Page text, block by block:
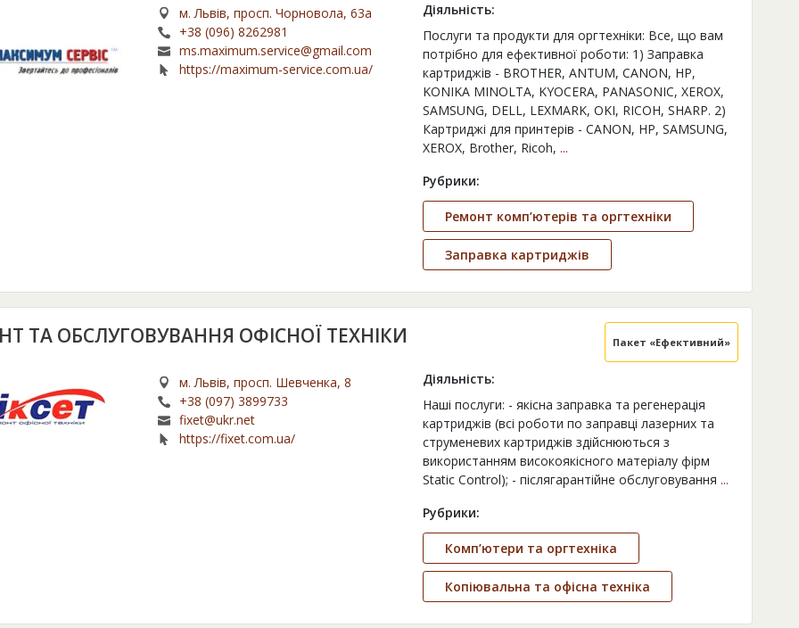
м. Львів, просп. Чорновола, 63а
+38 (096) 8262981
ms.maximum.service@gmail.com
https://maximum-service.com.ua/
Діяльність:
Послуги та продукти для оргтехніки: Все, що вам
потрібно для ефективної роботи: 1) Заправка
картриджів - BROTHER, ANTUM, CANON, HP,
KONIKA MINOLTA, KYOCERA, PANASONIC, XEROX,
SAMSUNG, DELL, LEXMARK, OKI, RICOH, SHARP. 2)
Картриджі для принтерів - CANON, HP, SAMSUNG,
XEROX, Brother, Ricoh, ...
Рубрики:
Ремонт комп’ютерів та оргтехніки
Заправка картриджів
ТА ОБСЛУГОВУВАННЯ ОФІСНОЇ ТЕХНІКИ Пакет «Ефективний»
м. Львів, просп. Шевченка, 8
+38 (097) 3899733
fixet@ukr.net
https://fixet.com.ua/
Діяльність:
Наші послуги: - якісна заправка та регенерація
картриджів (всі роботи по заправці лазерних та
струменевих картриджів здійснюються з
використанням високоякісного матеріалу фірм
Static Control); - післягарантійне обслуговування ...
Рубрики:
Комп’ютери та оргтехніка
Копіювальна та офісна техніка